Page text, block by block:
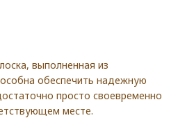
выполненная из
обеспечить надежную
просто своевременно
месте.